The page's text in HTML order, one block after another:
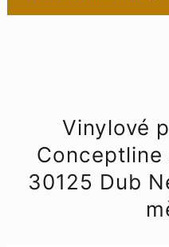
Vinylové
30125 Dub